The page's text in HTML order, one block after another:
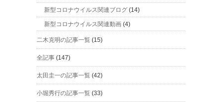
新型コロナウイルス関連ブログ (14)
新型コロナウイルス関連動画 (4)
二木克明の記事一覧 (15)
全記事 (147)
太田圭一の記事一覧 (42)
小堀秀行の記事一覧 (33)